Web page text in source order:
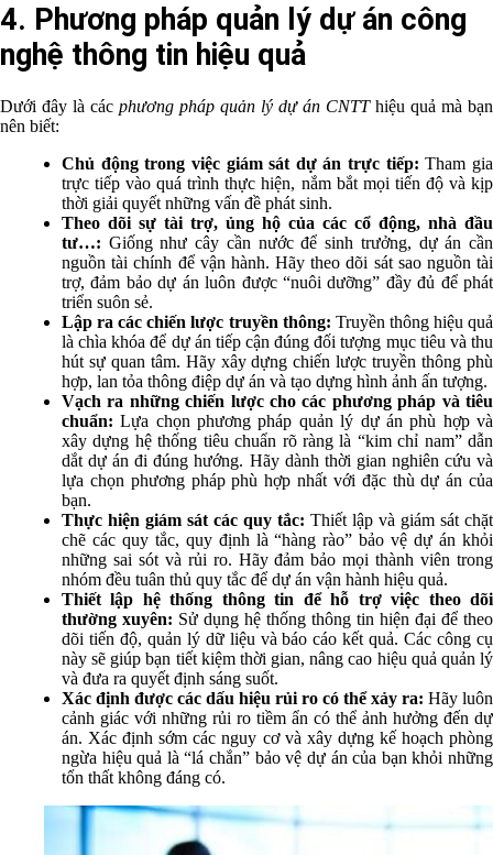
4. Phương pháp quản lý dự án công
nghệ thông tin hiệu quả
Dưới đây là các phương pháp quản lý dự án CNTThiệu quả mà bạn
nên biết:
Chủ động trong việc giám sát dự án trực tiếp: Tham gia
trực tiếp vào quá trình thực hiện, nắm bắt mọi tiến độ và kịp
thời giải quyết những vấn đề phát sinh.
Theo dõi sự tài trợ, ủng hộ của các cổ động, nhà đầu
tư…: Giống như cây cần nước để sinh trưởng, dự án cần
nguồn tài chính để vận hành. Hãy theo dõi sát sao nguồn tài
trợ, đảm bảo dự án luôn được “nuôi dưỡng” đầy đủ để phát
triển suôn sẻ.
Lập ra các chiến lược truyền thông: Truyền thông hiệu quả
là chìa khóa để dự án tiếp cận đúng đối tượng mục tiêu và thu
hút sự quan tâm. Hãy xây dựng chiến lược truyền thông phù
hợp, lan tỏa thông điệp dự án và tạo dựng hình ảnh ấn tượng.
Vạch ra những chiến lược cho các phương pháp và tiêu
chuẩn: Lựa chọn phương pháp quản lý dự án phù hợp và
xây dựng hệ thống tiêu chuẩn rõ ràng là “kim chỉ nam” dẫn
dắt dự án đi đúng hướng. Hãy dành thời gian nghiên cứu và
lựa chọn phương pháp phù hợp nhất với đặc thù dự án của
bạn.
Thực hiện giám sát các quy tắc: Thiết lập và giám sát chặt
chẽ các quy tắc, quy định là “hàng rào” bảo vệ dự án khỏi
những sai sót và rủi ro. Hãy đảm bảo mọi thành viên trong
nhóm đều tuân thủ quy tắc để dự án vận hành hiệu quả.
Thiết lập hệ thống thông tin để hỗ trợ việc theo dõi
thường xuyên: Sử dụng hệ thống thông tin hiện đại để theo
dõi tiến độ, quản lý dữ liệu và báo cáo kết quả. Các công cụ
này sẽ giúp bạn tiết kiệm thời gian, nâng cao hiệu quả quản lý
và đưa ra quyết định sáng suốt.
Xác định được các dấu hiệu rủi ro có thể xảy ra: Hãy luôn
cảnh giác với những rủi ro tiềm ẩn có thể ảnh hưởng đến dự
án. Xác định sớm các nguy cơ và xây dựng kế hoạch phòng
ngừa hiệu quả là “lá chắn” bảo vệ dự án của bạn khỏi những
tổn thất không đáng có.